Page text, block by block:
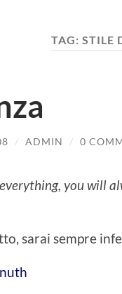
TAG: STILE
/ ADMIN / 0
you will
sarai sempre